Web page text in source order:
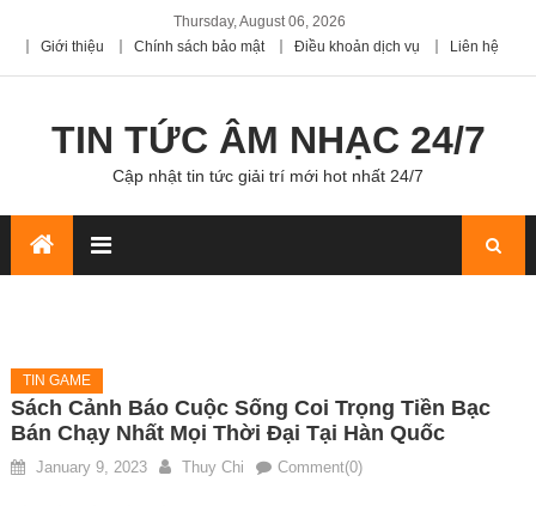
Thursday, August 06, 2026
Giới thiệu
Chính sách bảo mật Điều khoản dịch vụ Liên hệ
TIN TỨC ÂM NHẠC 24/7
Cập nhật tin tức giải trí mới hot nhất 24/7
TIN GAME
Sách Cảnh Báo Cuộc Sống Coi Trọng Tiền Bạc
Bán Chạy Nhất Mọi Thời Đại Tại Hàn Quốc
January 9, 2023 Thuy Chi Comment(0)